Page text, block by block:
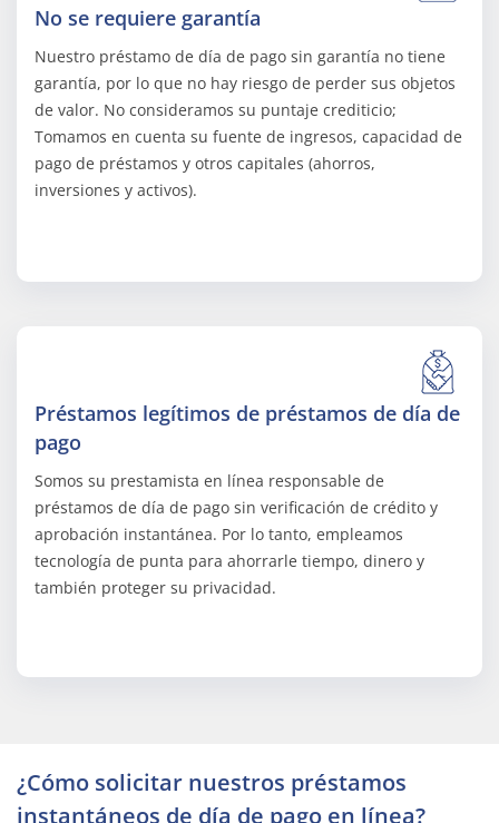
No se requiere garantía
Nuestro préstamo de día de pago sin garantía no tiene
garantía, por lo que no hay riesgo de perder sus objetos
de valor. No consideramos su puntaje crediticio;
Tomamos en cuenta su fuente de ingresos, capacidad de
pago de préstamos y otros capitales (ahorros,
inversiones y activos).
Préstamos legítimos de préstamos de día de
pago
Somos su prestamista en línea responsable de
préstamos de día de pago sin verificación de crédito y
aprobación instantánea. Por lo tanto, empleamos
tecnología de punta para ahorrarle tiempo, dinero y
también proteger su privacidad.
¿Cómo solicitar nuestros préstamos
instantáneos de día de pago en línea?